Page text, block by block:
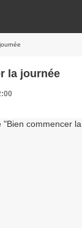
la journée